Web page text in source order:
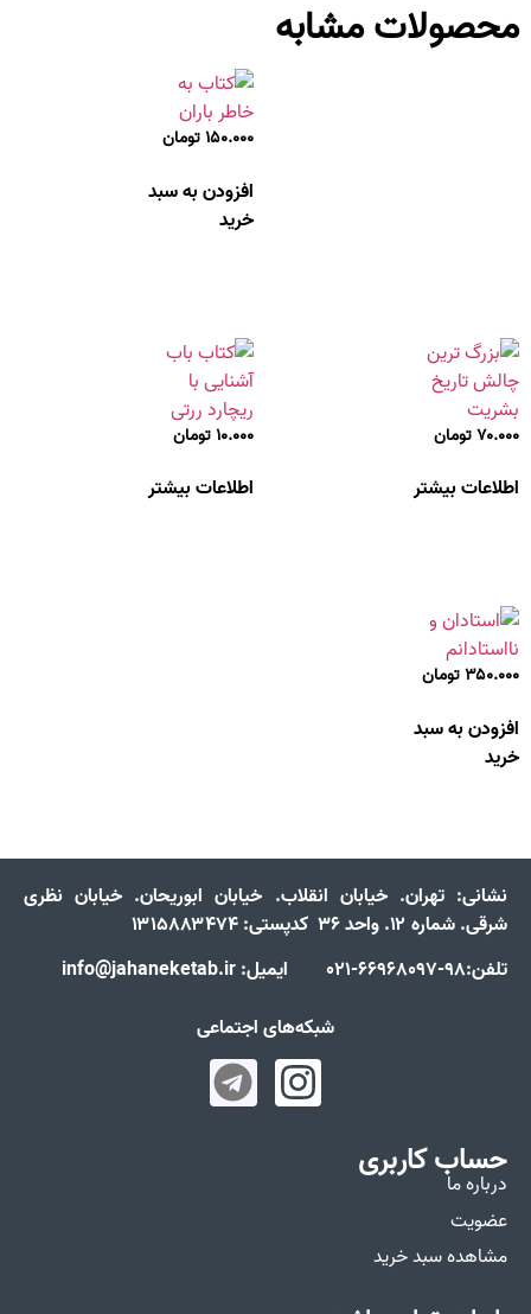
محصولات مشابه
۱۵۰.۰۰۰ تومان
افزودن به سبد
خرید
۷۰.۰۰۰ تومان
اطلاعات بیشتر
۱۰.۰۰۰ تومان
اطلاعات بیشتر
۳۵۰.۰۰۰ تومان
افزودن به سبد
خرید
نشانی: تهران. خیابان انقلاب. خیابان ابوریحان. خیابان نظری
شرقی. شماره ۱۲. واحد ۳۶ کدپستی: ۱۳۱۵۸۸۳۴۷۴
تلفن:98-66968097-021 ایمیل: info@jahaneketab.ir
شبکه‌های اجتماعی
حساب کاربری
درباره ما
عضویت
مشاهده سبد خرید